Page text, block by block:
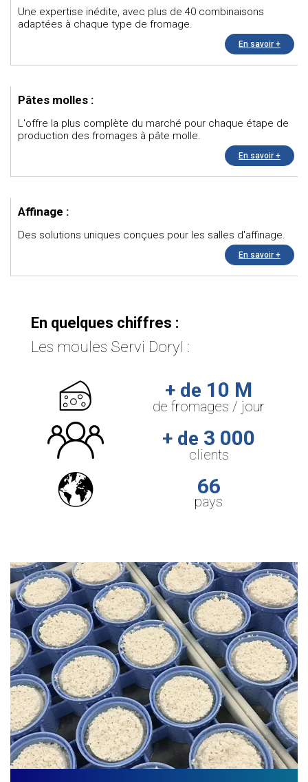
Une expertise inédite, avec plus de 40 combinaisons
adaptées à chaque type de fromage.
En savoir +
Pâtes molles :
L'offre la plus complète du marché pour chaque étape de
production des fromages à pâte molle.
En savoir +
Affinage :
Des solutions uniques conçues pour les salles d'affinage.
En savoir +
En quelques chiffres :
Les moules Servi Doryl :
+ de 10 M
de fromages / jour
+ de 3 000
clients
66
pays